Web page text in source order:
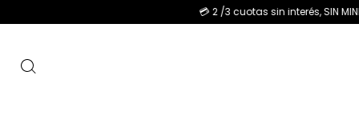
💳 2 /3 cuotas sin interés, SIN MINIMO DE COMPRA. - 6